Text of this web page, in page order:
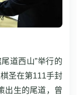
道西山”举行的
圣在第111手封
出生的尾道，曾